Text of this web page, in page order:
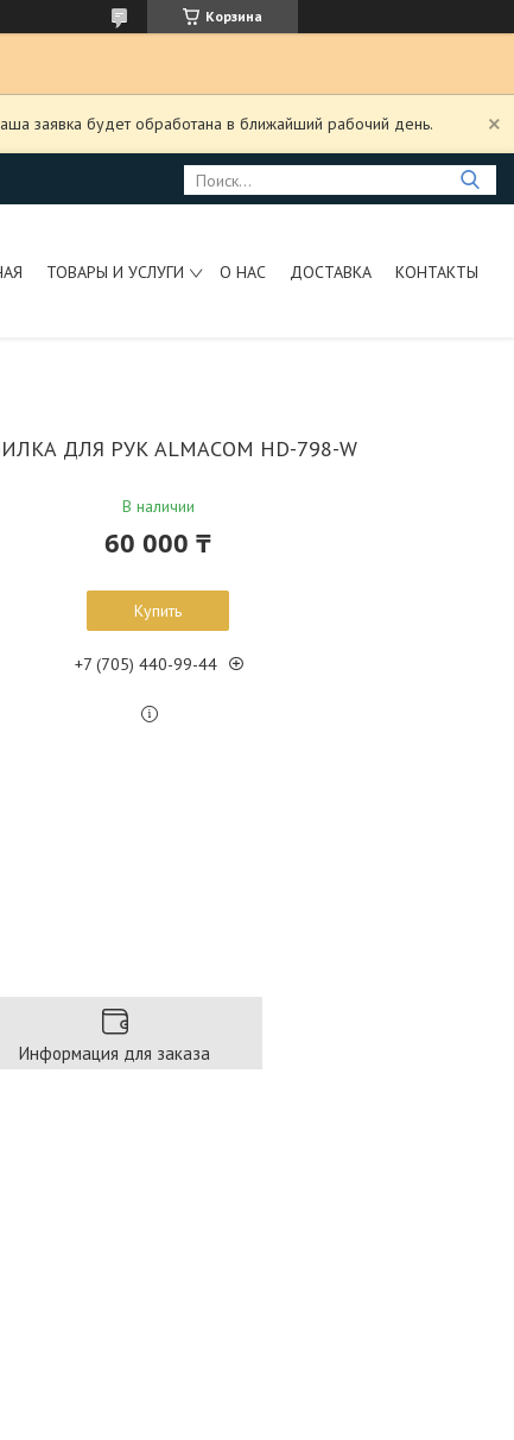
Корзина
заявка будет обработана в ближайший рабочий день.
ТОВАРЫ И УСЛУГИ О НАС ДОСТАВКА КОНТАКТЫ
ДЛЯ РУК ALMACOM HD-798-W
В наличии
60 000 ₸
Купить
+7 (705) 440-99-44
Информация для заказа